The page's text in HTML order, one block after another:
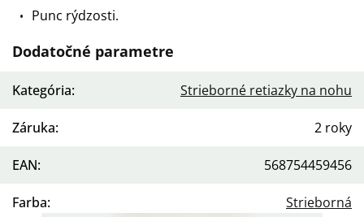
Punc rýdzosti.
Dodatočné parametre
Kategória: Strieborné retiazky na nohu
Záruka: 2 roky
EAN: 568754459456
Farba: Strieborná